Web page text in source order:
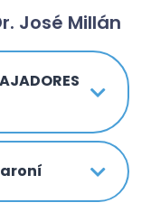
José Millán